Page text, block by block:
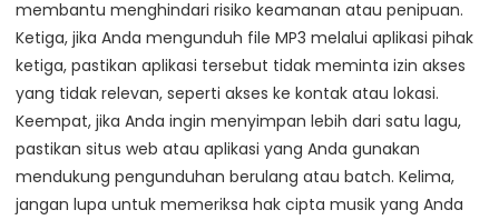
membantu menghindari risiko keamanan atau penipuan.
Ketiga, jika Anda mengunduh file MP3 melalui aplikasi pihak
ketiga, pastikan aplikasi tersebut tidak meminta izin akses
yang tidak relevan, seperti akses ke kontak atau lokasi.
Keempat, jika Anda ingin menyimpan lebih dari satu lagu,
pastikan situs web atau aplikasi yang Anda gunakan
mendukung pengunduhan berulang atau batch. Kelima,
jangan lupa untuk memeriksa hak cipta musik yang Anda